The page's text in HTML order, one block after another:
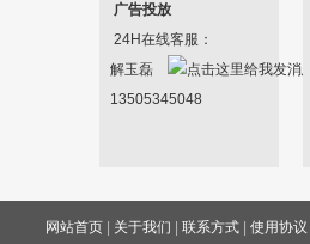
广告投放
24H在线客服：
解玉磊
13505345048
网站首页| 关于我们 联系方式| 使用协议